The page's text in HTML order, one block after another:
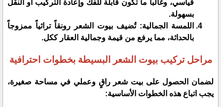
قياسي، وغالباً ما تكون قابلة للفك وإعادة التركيب أو النقل
بسهولة.
​اللمسة الجمالية: تُضيف بيوت الشعر رونقاً تراثياً ممزوجاً
بالحداثة، مما يرفع من قيمة وجمالية العقار ككل.
​مراحل تركيب بيوت الشعر البسيطة بخطوات احترافية
​لضمان الحصول على بيت شعر راقٍ وعملي في مساحة صغيرة،
يجب اتباع هذه الخطوات الأساسية: